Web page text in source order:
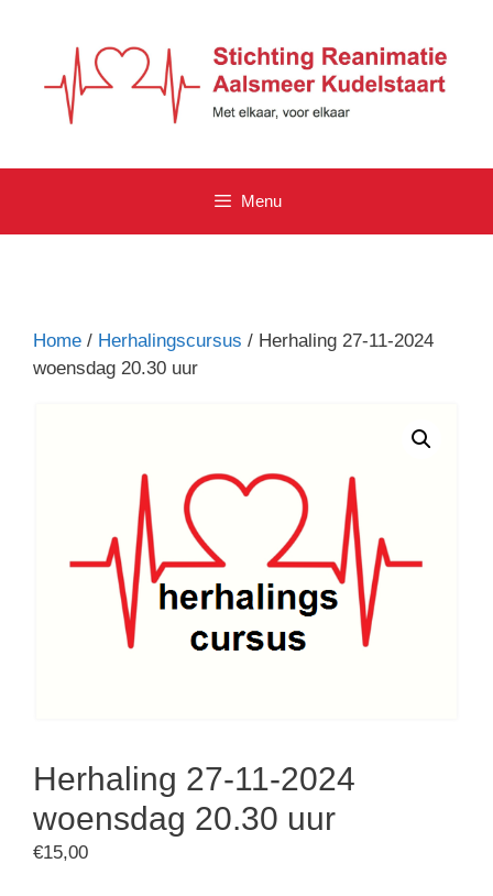
inhoud
Menu
Home / Herhalingscursus / Herhaling 27-11-2024
woensdag 20.30 uur
Herhaling 27-11-2024
woensdag 20.30 uur
€15,00